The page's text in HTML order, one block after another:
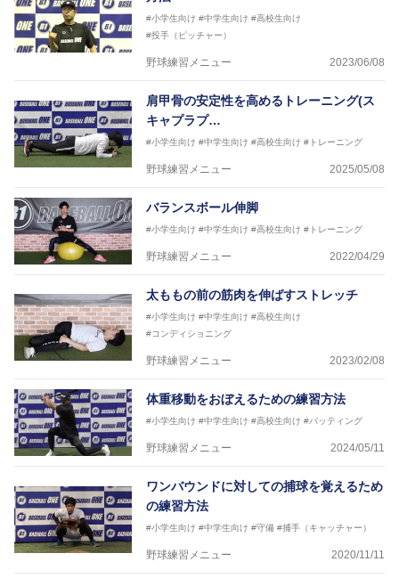
#小学生向け #中学生向け #高校生向け
#投手（ピッチャー）
野球練習メニュー 2023/06/08
肩甲骨の安定性を高めるトレーニング(ス
キャプラプ…
#小学生向け #中学生向け #高校生向け #トレーニング
野球練習メニュー 2025/05/08
バランスボール伸脚
#小学生向け #中学生向け #高校生向け #トレーニング
野球練習メニュー 2022/04/29
太ももの前の筋肉を伸ばすストレッチ
#小学生向け #中学生向け #高校生向け
#コンディショニング
野球練習メニュー 2023/02/08
体重移動をおぼえるための練習方法
#小学生向け #中学生向け #高校生向け #バッティング
野球練習メニュー 2024/05/11
ワンバウンドに対しての捕球を覚えるため
の練習方法
#小学生向け #中学生向け #守備 #捕手（キャッチャー）
野球練習メニュー 2020/11/11